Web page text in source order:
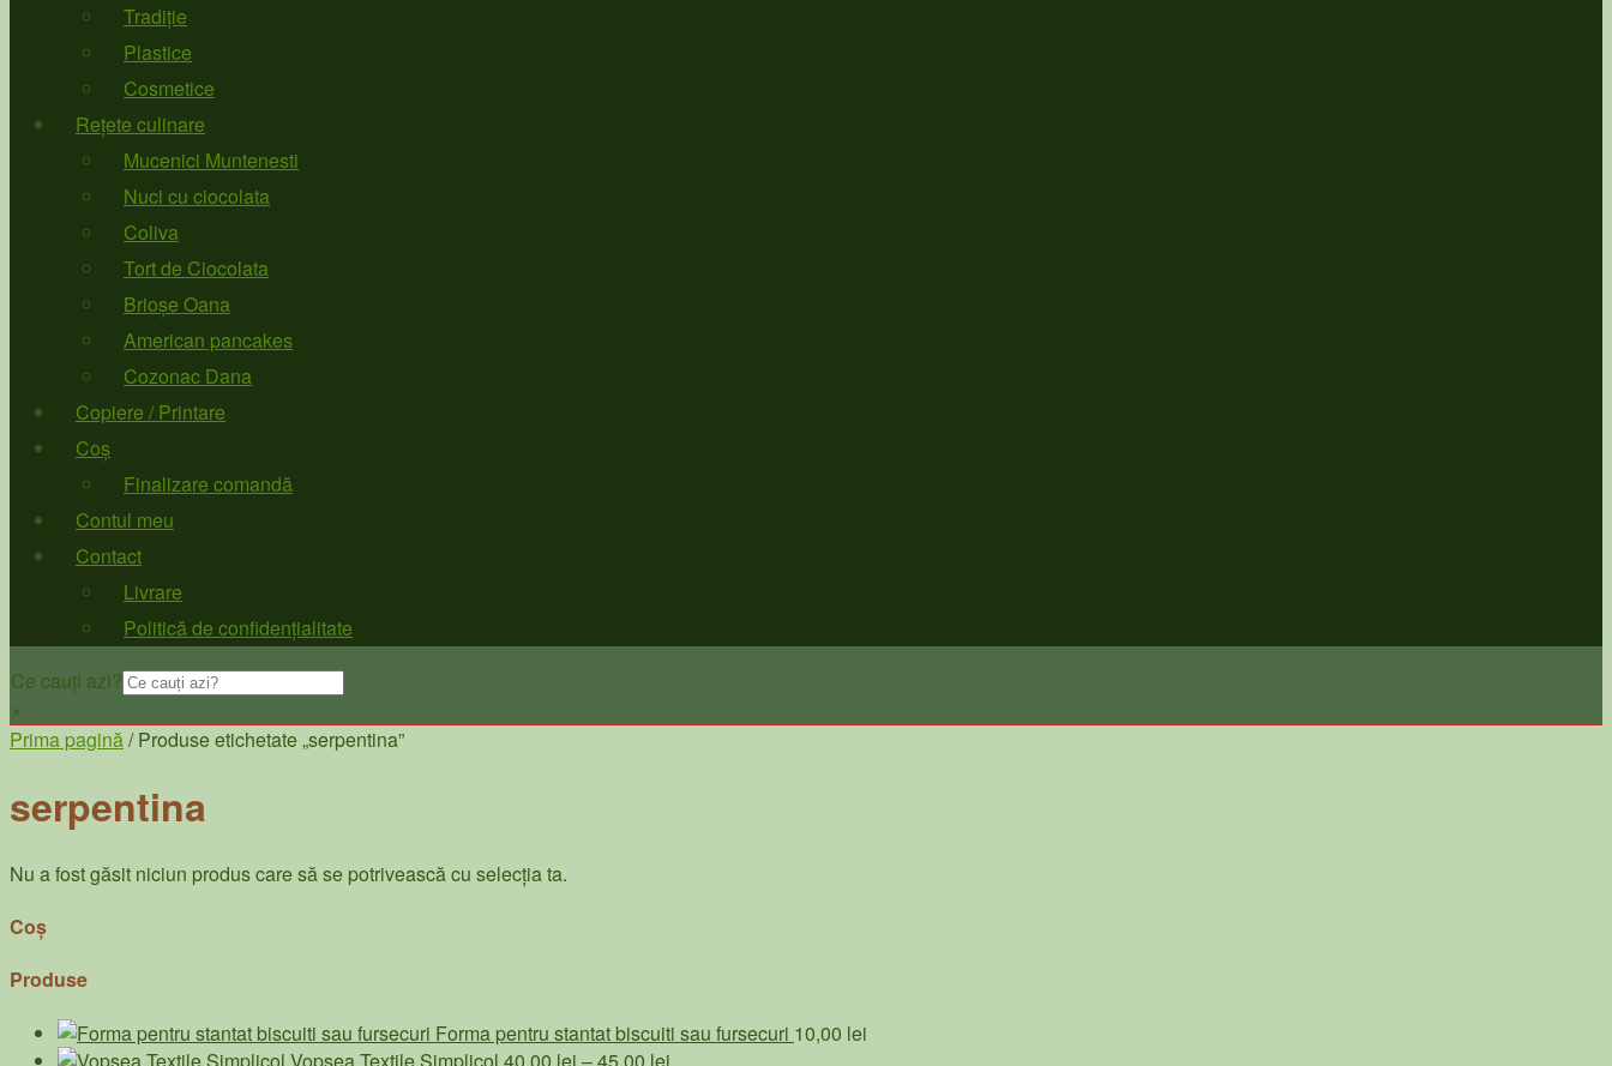
Tradiție
Plastice
Cosmetice
Rețete culinare
Mucenici Muntenesti
Nuci cu ciocolata
Coliva
Tort de Ciocolata
Brioșe Oana
American pancakes
Cozonac Dana
Copiere / Printare
Coș
Finalizare comandă
Contul meu
Contact
Livrare
Politică de confidențialitate
Ce cauți azi?
×
Prima pagină/ Produse etichetate „serpentina”
serpentina
Nu a fost găsit niciun produs care să se potrivească cu selecția ta.
Coș
Produse
Forma pentru stantat biscuiti sau fursecuri 10,00 lei
Vopsea Textile Simplicol 40,00 lei –45,00 lei